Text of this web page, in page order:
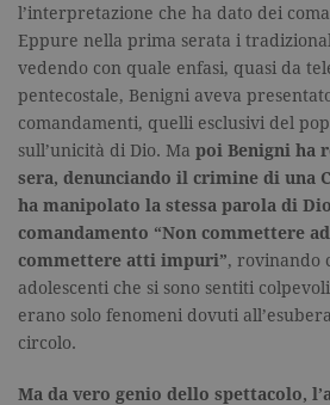
l’interpretazione che ha dato dei
Eppure nella prima serata i
vedendo con quale enfasi, quasi da
pentecostale, Benigni aveva
comandamenti, quelli esclusivi del
sull’unicità di Dio. Ma poi Benigni ha
sera, denunciando il crimine di una
ha manipolato la stessa parola di
comandamento “Non commettere
commettere atti impuri”, rovinando
adolescenti che si sono sentiti
erano solo fenomeni dovuti
circolo.
Ma da vero genio dello spettacolo,